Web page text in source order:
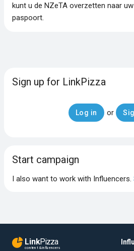
kunt u de NZeTA overzetten naar
paspoort.
Sign up for LinkPizza
Log in or
Start campaign
I also want to work with Influencers.
LinkPizza
content & influencers